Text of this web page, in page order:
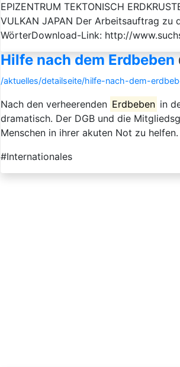
EPIZENTRUM TEKTONISCH
VULKAN JAPAN Der Arbeitsauftrag
WörterDownload-Link: http://
Hilfe nach dem Erdbeben
/aktuelles/detailseite/hilfe-nach-dem-
Nach den verheerenden Erdbeben in
dramatisch. Der DGB und die
Menschen in ihrer akuten Not zu helfen.
#Internationales